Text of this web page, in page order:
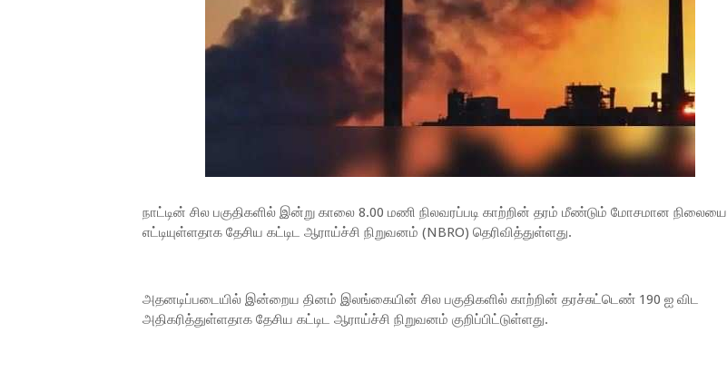
நாட்டின் சில பகுதிகளில் இன்று காலை 8.00 மணி நிலவரப்படி காற்றின் தரம் மீண்டும் மோசமான நிலையை
எட்டியுள்ளதாக தேசிய கட்டிட ஆராய்ச்சி நிறுவனம் (NBRO) தெரிவித்துள்ளது.
அதனடிப்படையில் இன்றைய தினம் இலங்கையின் சில பகுதிகளில் காற்றின் தரச்சுட்டெண் 190 ஐ விட
அதிகரித்துள்ளதாக தேசிய கட்டிட ஆராய்ச்சி நிறுவனம் குறிப்பிட்டுள்ளது.